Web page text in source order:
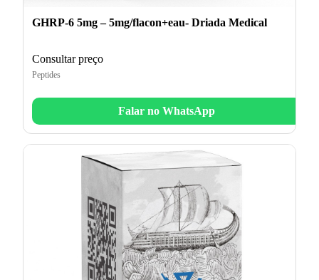
GHRP-6 5mg – 5mg/flacon+eau- Driada Medical
Consultar preço
Peptides
Falar no WhatsApp